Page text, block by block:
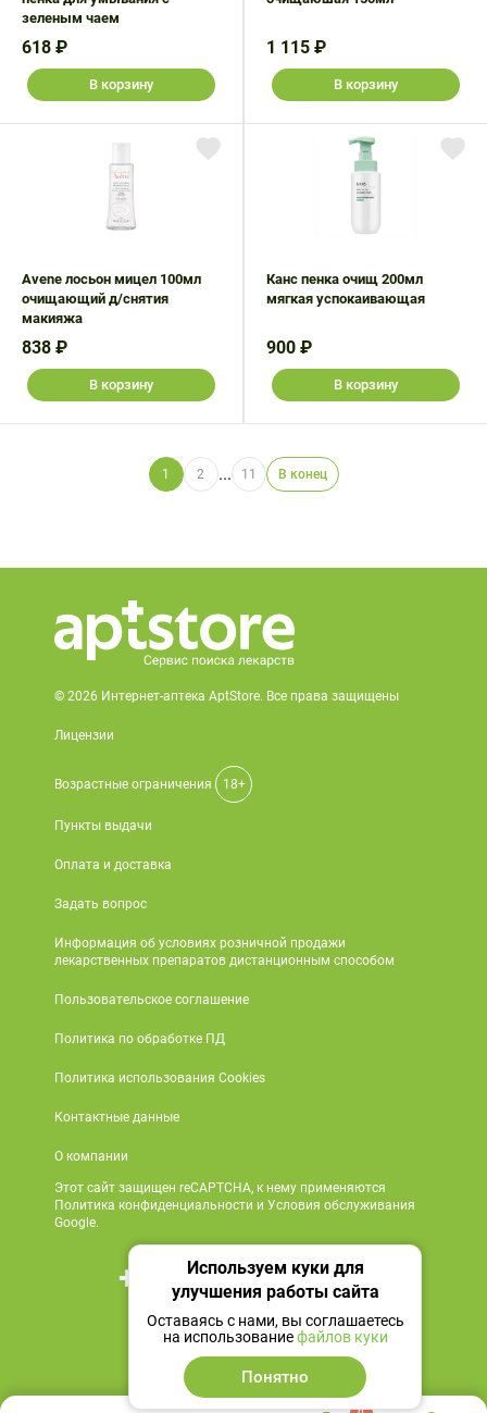
зеленым чаем
618 ₽
В корзину
1 115 ₽
В корзину
Avene лосьон мицел 100мл
очищающий д/снятия
макияжа
838 ₽
В корзину
Канс пенка очищ 200мл
мягкая успокаивающая
900 ₽
В корзину
1 2 ... 11 В конец
© 2026 Интернет-аптека AptStore. Все права защищены
Лицензии
Возрастные ограничения 18+
Пункты выдачи
Оплата и доставка
Задать вопрос
Информация об условиях розничной продажи
лекарственных препаратов дистанционным способом
Пользовательское соглашение
Политика по обработке ПД
Политика использования Cookies
Контактные данные
О компании
Этот сайт защищен reCAPTCHA, к нему применяются
Политика конфиденциальности и Условия обслуживания
Google.
+7 495 419 18 18
Мы в социальных сетях
Используем куки для
улучшения работы сайта
Оставаясь с нами, вы соглашаетесь
на использованиефайлов куки
Понятно